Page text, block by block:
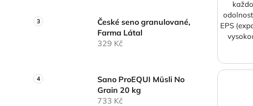
České seno granulované,
Farma Látal
329 Kč
Sano ProEQUI Müsli No
Grain 20 kg
733 Kč
EPS